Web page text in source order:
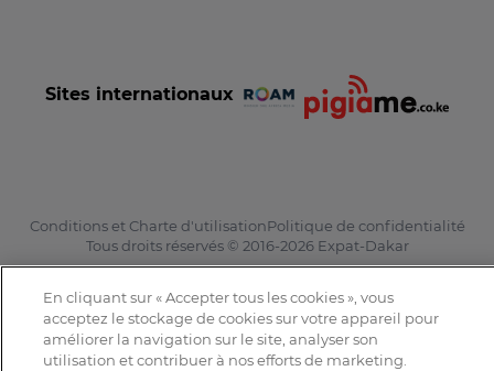
Sites internationaux
Conditions et Charte d'utilisationPolitique de confidentialité
Tous droits réservés © 2016-2026 Expat-Dakar
En cliquant sur « Accepter tous les cookies », vous
acceptez le stockage de cookies sur votre appareil pour
améliorer la navigation sur le site, analyser son
utilisation et contribuer à nos efforts de marketing.